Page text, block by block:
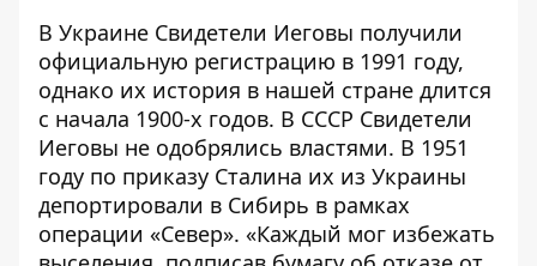
В Украине Свидетели Иеговы получили
официальную регистрацию в 1991 году,
однако их история в нашей стране длится
с начала 1900-х годов. В СССР Свидетели
Иеговы не одобрялись властями. В 1951
году по приказу Сталина их из Украины
депортировали в Сибирь в рамках
операции «Север». «Каждый мог избежать